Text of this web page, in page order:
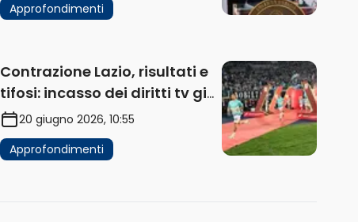
Approfondimenti
Contrazione Lazio, risultati e
tifosi: incasso dei diritti tv già
in flessione
20 giugno 2026, 10:55
Approfondimenti